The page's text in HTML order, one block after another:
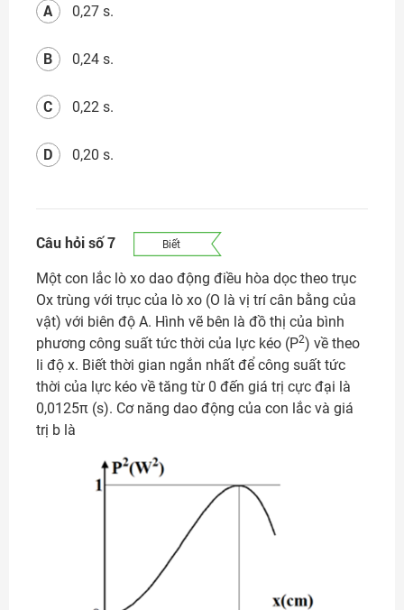
0,27 s.
A
0,24 s.
B
0,22 s.
C
0,20 s.
D
Câu hỏi số 7 Biết
Một con lắc lò xo dao động điều hòa dọc theo trục
Ox trùng với trục của lò xo (O là vị trí cân bằng của
vật) với biên độ A. Hình vẽ bên là đồ thị của bình
phương công suất tức thời của lực kéo (P2) về theo
li độ x. Biết thời gian ngắn nhất để công suất tức
thời của lực kéo về tăng từ 0 đến giá trị cực đại là
0,0125π (s). Cơ năng dao động của con lắc và giá
trị b là